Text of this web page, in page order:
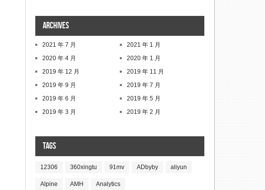
Archives
2021 年 7 月
2021 年 1 月
2020 年 4 月
2020 年 1 月
2019 年 12 月
2019 年 11 月
2019 年 9 月
2019 年 7 月
2019 年 6 月
2019 年 5 月
2019 年 3 月
2019 年 2 月
Tags
12306 360xingtu 91mv ADbyby aliyun
Alpine AMH Analytics